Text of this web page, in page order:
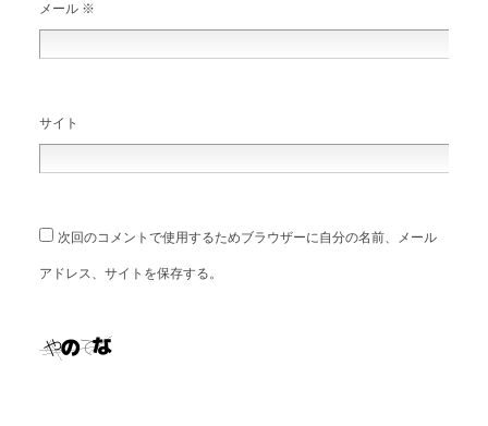
メール ※
サイト
次回のコメントで使用するためブラウザーに自分の名前、メール
アドレス、サイトを保存する。